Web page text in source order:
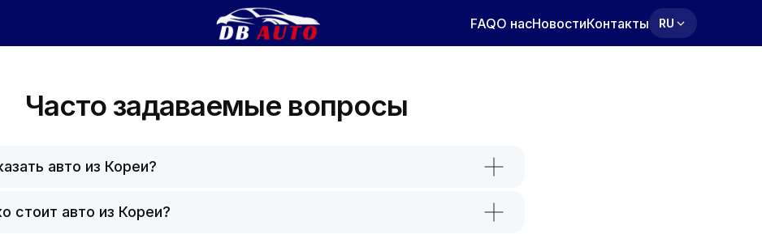
FAQО насНовостиКонтакты RU
Часто задаваемые вопросы
авто из Кореи?
стоит авто из Кореи?